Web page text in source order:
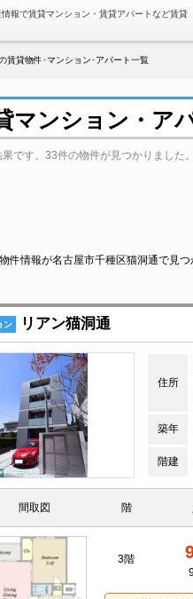
報で賃貸マンション・賃貸アパートなど賃貸
賃貸物件･マンション･アパート一覧
マンション・ア
です。33件の物件が見つかりました
件情報が名古屋市千種区猫洞通で見つ
ン リアン猫洞通
住所
築年
階建
間取図 階
3階